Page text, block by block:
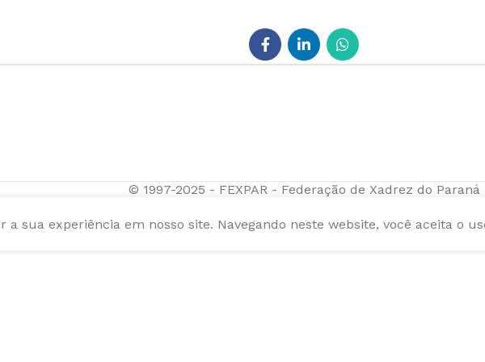
© 1997-2025 - FEXPAR - Federação de Xadrez do Paraná
sua experiência em nosso site. Navegando neste website, você aceita o